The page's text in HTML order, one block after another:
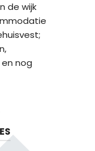
de wijk
en nog